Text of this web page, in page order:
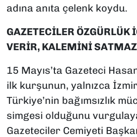
adına anıta çelenk koydu.
GAZETECİLER ÖZGÜRLÜK
VERİR, KALEMİNİ SATMAZ
15 Mayıs’ta Gazeteci
ilk kurşunun, yalnızca
Türkiye’nin bağımsızlık
simgesi olduğunu
Gazeteciler Cemiyeti